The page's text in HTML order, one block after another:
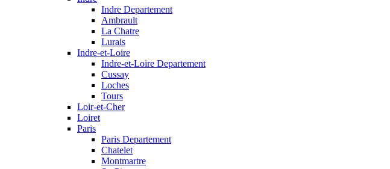
Indre Departement
Ambrault
La Chatre
Lurais
Indre-et-Loire
Indre-et-Loire Departement
Cussay
Loches
Tours
Loir-et-Cher
Loiret
Paris
Paris Departement
Chatelet
Montmartre